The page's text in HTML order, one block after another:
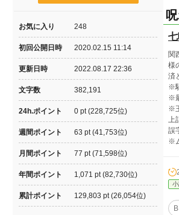
関
様
済
※
※
※
上
誤
※
お気に入り 248
初回公開日時 2020.02.15 11:14
更新日時 2022.08.17 22:36
文字数 382,191
24h.ポイント 0 pt (228,725位)
週間ポイント 63 pt (41,753位)
月間ポイント 77 pt (71,598位)
年間ポイント 1,071 pt (82,730位)
累計ポイント 129,803 pt (26,054位)